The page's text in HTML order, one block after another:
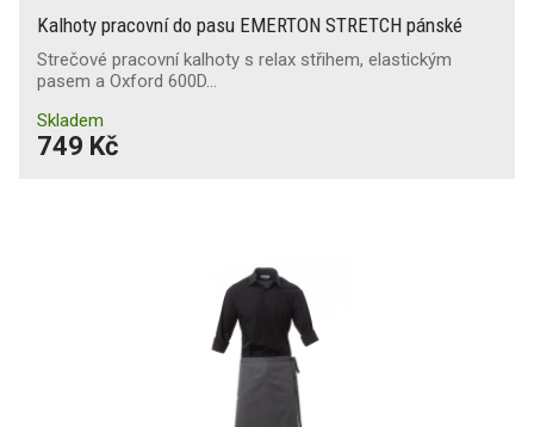
Kalhoty pracovní do pasu EMERTON STRETCH pánské
Strečové pracovní kalhoty s relax střihem, elastickým
pasem a Oxford 600D…
Skladem
749 Kč